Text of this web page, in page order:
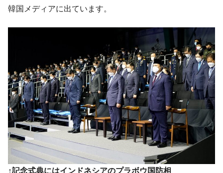
い「50.5％」に上昇
た ⇒ 国家が行った恐るべき株価操作であり、空前の国政壟
韓国･警察職員が「丸刈りになって抗議活
動」
『Money1』
中国だけが鉄鋼輸出を異常増加させる ⇒ 中
国の過剰生産が世界を蝕む。
『Money1』
韓国製造業「半導体絶好調」のウラで他業
種は全般的「不調」⇒ PSIが示す現況は決して良くない。
『Money1』
【米韓激突案件】韓国消費者院が『クーパ
ン』1人当たり賠償10万ウォンを認定 ⇒ 総額3兆7,000億
『Money1』 韓国で猛暑。南東部では干ばつ
韓国メディアに出ています。
↑記念式典にはインドネシアのプラボウ国防相